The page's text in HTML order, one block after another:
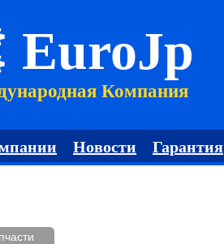
EuroJp
Компания
Новости Гарантия